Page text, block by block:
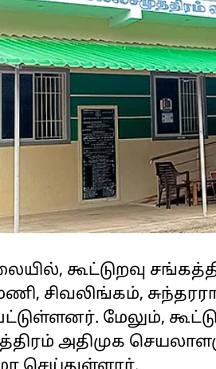
கூட்டுறவு
சிவலிங்கம்,
மேலும்,
அதிமுக